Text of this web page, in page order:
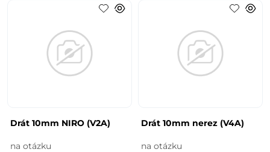
Drát 10mm NIRO (V2A)
na otázku
Drát 10mm nerez (V4A)
na otázku